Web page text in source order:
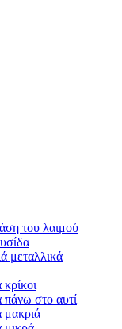
του λαιμού
μεταλλικά
πάνω στο αυτί
μακριά